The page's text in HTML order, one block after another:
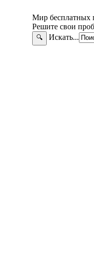
Мир бесплатных
Решите свои
🔍 Искать...